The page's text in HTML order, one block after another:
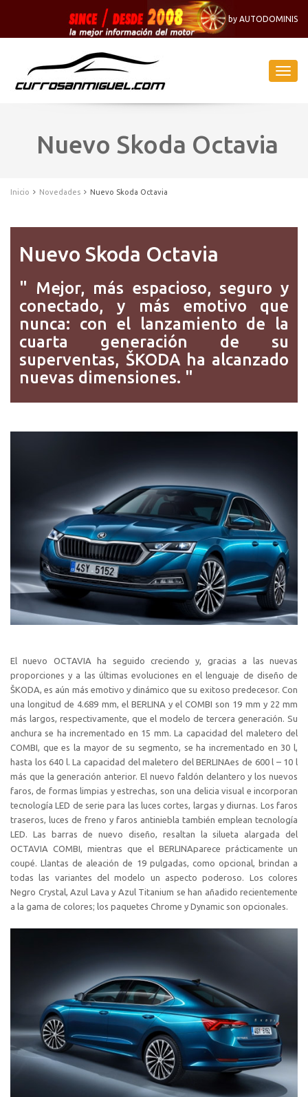
by AUTODOMINIS
Nuevo Skoda Octavia
Inicio Novedades Nuevo Skoda Octavia
Nuevo Skoda Octavia
" Mejor, más espacioso, seguro y
conectado, y más emotivo que
nunca: con el lanzamiento de la
cuarta generación de su
superventas, ŠKODA ha alcanzado
nuevas dimensiones. "
El nuevo OCTAVIA ha seguido creciendo y, gracias a las nuevas
proporciones y a las últimas evoluciones en el lenguaje de diseño de
ŠKODA, es aún más emotivo y dinámico que su exitoso predecesor. Con
una longitud de 4.689 mm, el BERLINA y el COMBI son 19 mm y 22 mm
más largos, respectivamente, que el modelo de tercera generación. Su
anchura se ha incrementado en 15 mm. La capacidad del maletero del
COMBI, que es la mayor de su segmento, se ha incrementado en 30 l,
hasta los 640 l. La capacidad del maletero del BERLINAes de 600 l – 10 l
más que la generación anterior. El nuevo faldón delantero y los nuevos
faros, de formas limpias y estrechas, son una delicia visual e incorporan
tecnología LED de serie para las luces cortes, largas y diurnas. Los faros
traseros, luces de freno y faros antiniebla también emplean tecnología
LED. Las barras de nuevo diseño, resaltan la silueta alargada del
OCTAVIA COMBI, mientras que el BERLINAparece prácticamente un
coupé. Llantas de aleación de 19 pulgadas, como opcional, brindan a
todas las variantes del modelo un aspecto poderoso. Los colores
Negro Crystal, Azul Lava y Azul Titanium se han añadido recientemente
a la gama de colores; los paquetes Chrome y Dynamic son opcionales.